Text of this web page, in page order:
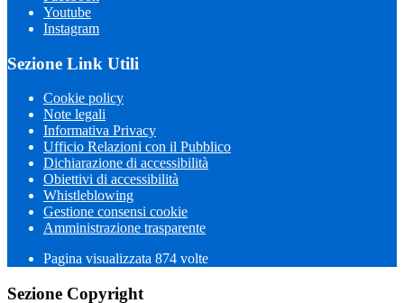
Youtube
Instagram
Sezione Link Utili
Cookie policy
Note legali
Informativa Privacy
Ufficio Relazioni con il Pubblico
Dichiarazione di accessibilità
Obiettivi di accessibilità
Whistleblowing
Gestione consensi cookie
Amministrazione trasparente
Pagina visualizzata 874 volte
Sezione Copyright